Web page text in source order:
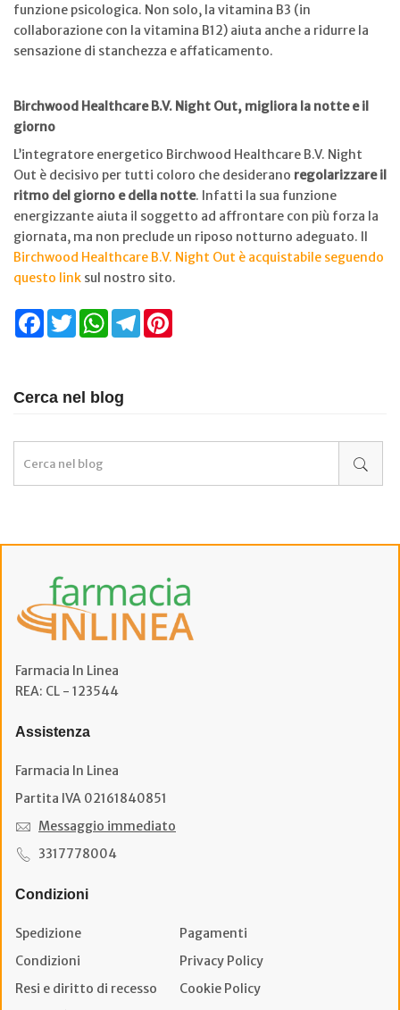
Cerca nel blog
funzione psicologica. Non solo, la vitamina B3 (in
collaborazione con la vitamina B12) aiuta anche a ridurre la
sensazione di stanchezza e affaticamento.
Birchwood Healthcare B.V. Night Out, migliora la notte e il
giorno
L’integratore energetico Birchwood Healthcare B.V. Night
Out è decisivo per tutti coloro che desiderano regolarizzare il
ritmo del giorno e della notte. Infatti la sua funzione
energizzante aiuta il soggetto ad affrontare con più forza la
giornata, ma non preclude un riposo notturno adeguato. Il
Birchwood Healthcare B.V. Night Out è acquistabile seguendo
questo link sul nostro sito.
FacebookTwitterWhatsAppTelegram
Farmacia In Linea
REA: CL - 123544
Assistenza
Farmacia In Linea
Partita IVA 02161840851
Messaggio immediato
3317778004
Condizioni
Spedizione
Pagamenti
Condizioni
Privacy Policy
Resi e diritto di recesso
Cookie Policy